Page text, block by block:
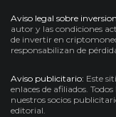
Aviso legal sobre
autor y las condiciones
de invertir en
responsabilizan de
Aviso publicitario: Este
enlaces de afiliados.
nuestros socios
editorial.